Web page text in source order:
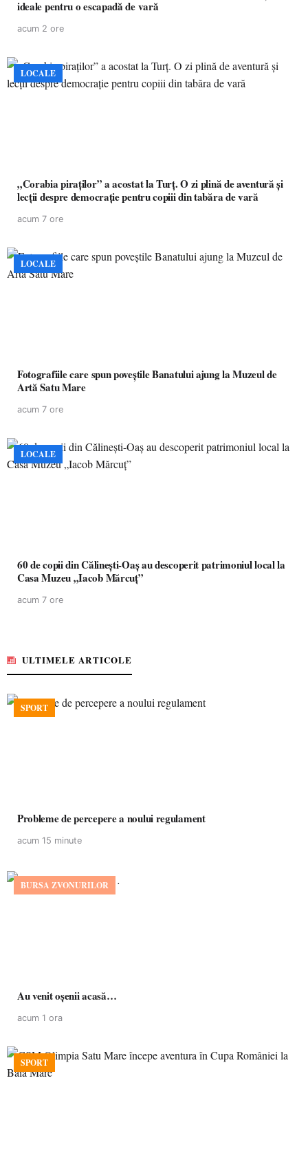
ideale pentru o escapadă de vară
acum 2 ore
LOCALE
„Corabia piraților” a acostat la Turț. O zi plină de aventură și
lecții despre democrație pentru copiii din tabăra de vară
acum 7 ore
LOCALE
Fotografiile care spun poveștile Banatului ajung la Muzeul de
Artă Satu Mare
acum 7 ore
LOCALE
60 de copii din Călinești-Oaș au descoperit patrimoniul local la
Casa Muzeu „Iacob Mărcuț”
acum 7 ore
ULTIMELE ARTICOLE
SPORT
Probleme de percepere a noului regulament
acum 15 minute
BURSA ZVONURILOR
Au venit oșenii acasă…
acum 1 ora
SPORT